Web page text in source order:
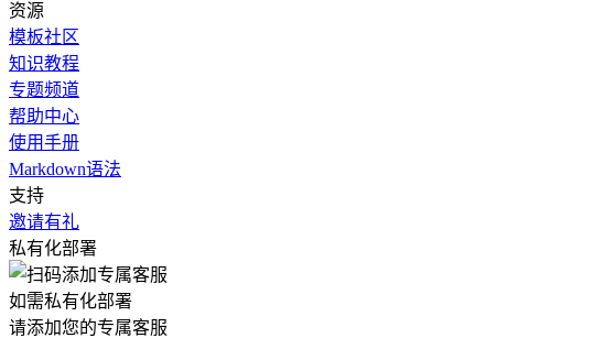
资源
模板社区
知识教程
专题频道
帮助中心
使用手册
Markdown语法
支持
邀请有礼
私有化部署
如需私有化部署
请添加您的专属客服